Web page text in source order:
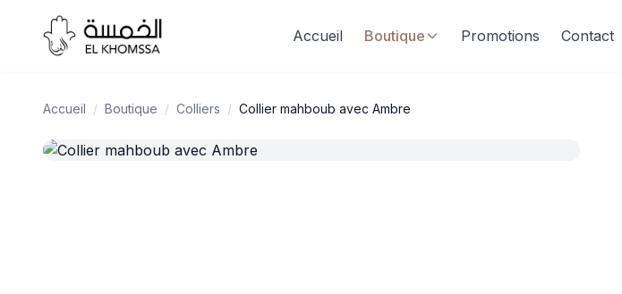
Accueil Boutique Promotions Contact
Accueil / Boutique / Colliers / Collier mahboub avec Ambre